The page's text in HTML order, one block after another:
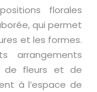
florales
qui permet
et les formes.
arrangements
de fleurs et de
à l’espace de